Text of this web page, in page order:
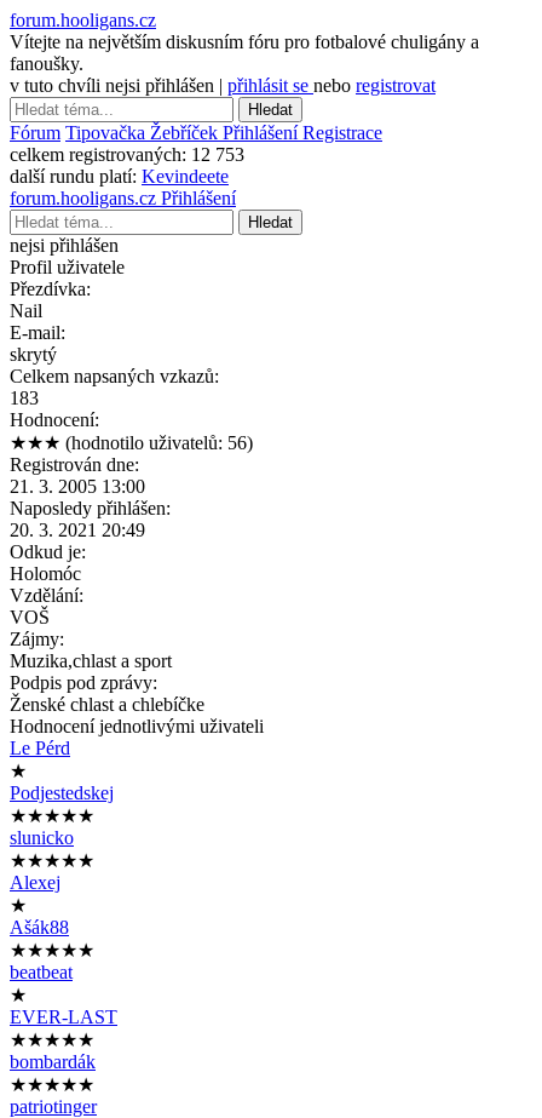
forum.hooligans.cz
Vítejte na největším diskusním fóru pro fotbalové chuligány a
fanoušky.
v tuto chvíli nejsi přihlášen | přihlásit se nebo registrovat
Hledat
Fórum Tipovačka Žebříček PřihlášeníRegistrace
celkem registrovaných: 12 753
další rundu platí: Kevindeete
forum.hooligans.cz Přihlášení
Hledat
nejsi přihlášen
Profil uživatele
Přezdívka:
Nail
E-mail:
skrytý
Celkem napsaných vzkazů:
183
Hodnocení:
★★★ (hodnotilo uživatelů: 56)
Registrován dne:
21. 3. 2005 13:00
Naposledy přihlášen:
20. 3. 2021 20:49
Odkud je:
Holomóc
Vzdělání:
VOŠ
Zájmy:
Muzika,chlast a sport
Podpis pod zprávy:
Ženské chlast a chlebíčke
Hodnocení jednotlivými uživateli
Le Pérd
★
Podjestedskej
★★★★★
slunicko
★★★★★
Alexej
★
Ašák88
★★★★★
beatbeat
★
EVER-LAST
★★★★★
bombardák
★★★★★
patriotinger